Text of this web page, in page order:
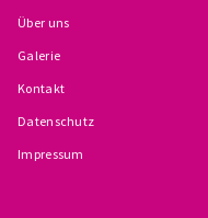
Über uns
Galerie
Kontakt
Datenschutz
Impressum